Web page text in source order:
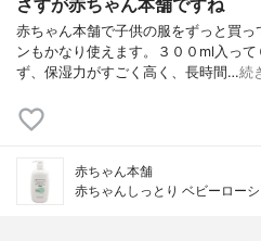
さすが赤ちゃん本舗ですね
赤ちゃん本舗で子供の服をずっと買
ンもかなり使えます。３００ml入っ
ず、保湿力がすごく高く、長時間…続
赤ちゃん本舗
赤ちゃんしっとり ベビーロー